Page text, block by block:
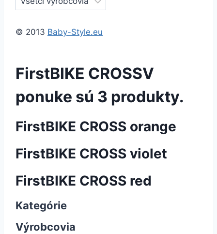
© 2013 Baby-Style.eu
FirstBIKE CROSSV
ponuke sú 3 produkty.
FirstBIKE CROSS orange
FirstBIKE CROSS violet
FirstBIKE CROSS red
Kategórie
Výrobcovia